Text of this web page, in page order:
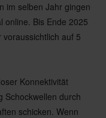
im selben Jahr gingen
online. Bis Ende 2025
auf 5
Konnektivität
Schockwellen durch
schicken. Wenn